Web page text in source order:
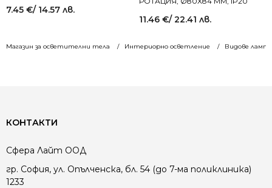
Магазин за осветителни тела Интериорно осветление Видове
7.45 €/ 14.57 лв.
11.46 €/ 22.41 лв.
КОНТАКТИ
Сфера Лайт ООД
гр. София, ул. Опълченска, бл. 54 (до 7-ма поликлиника)
1233